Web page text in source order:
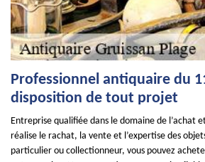
Professionnel antiquaire du
disposition de tout projet
Entreprise qualifiée dans le domaine de l’achat
réalise le rachat, la vente et l’expertise des
particulier ou collectionneur, vous pouvez